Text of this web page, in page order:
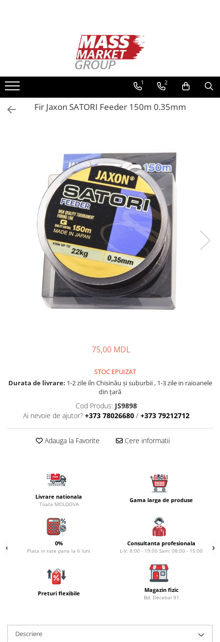
Lansete la crap
Mulinete la crap
Fire Crap
Accesorii, monturi crap
Rod Pod, picheti, suporti
Avertizoare si swingere
Pescuit Feeder, Stationar, Pluta
Lansete Feeder, Stationar, Pluta
Mulinete Feeder, Stationar, Pluta
Fire feeder, stationar
Plute si Indicatoare
Platforme feeder, suporturi,
Plumbi, cosulete, momitoare
Carlige Feeder, Stationar
Pescuit la rapitor
Mulinete la rapitor
Fire rapitor
Carlige la rapitor
Accesorii rapitor
Forfaci la rapitor
Momeli la rapitor
Nada si momeala
Aditivi, arome, dipuri
1 2
Fir Jaxon SATORI Feeder 150m 0.35mm
75,00 MDL
STOC EPUIZAT
Durata de livrare: 1-2 zile iîn Chisinău şi suburbii , 1-3 zile in raioanele
din țară
Cod Produs: JS9898
Ai nevoie de ajutor? +373 78026680 / +373 79212712
Adauga la Favorite Cere informatii
Livrare nationala
Toata MOLDOVA
Gama larga de produse
0%
Plata in rate pana la 6 luni
Consultanta profesionala
L-V: 8:00 - 19:00 Sam: 08:00 - 15:00
Preturi flexibile Magazin fizic
Bd. Decebal 91
Descriere